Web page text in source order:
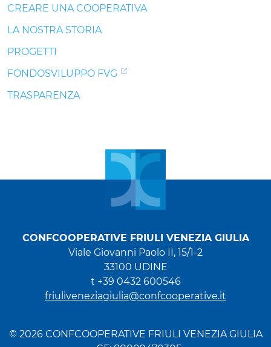
CREARE UNA COOPERATIVA
LA NOSTRA STORIA
PROGETTI
FONDOSVILUPPO FVG
TRASPARENZA
CONFCOOPERATIVE FRIULI VENEZIA GIULIA
Viale Giovanni Paolo II, 15/1-2
33100 UDINE
t +39 0432 600546
friuliveneziagiulia@confcooperative.it
© 2026 CONFCOOPERATIVE FRIULI VENEZIA GIULIA